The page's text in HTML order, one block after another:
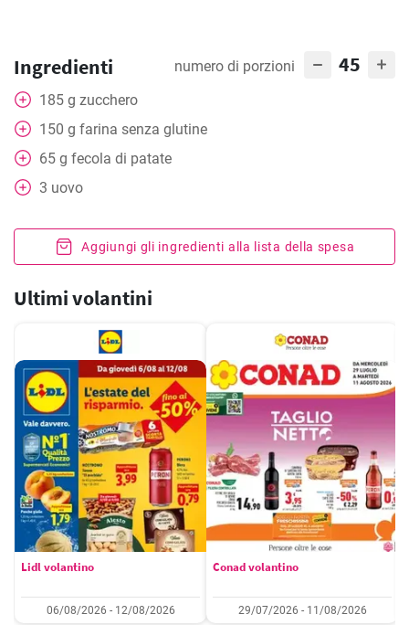
Ingredienti numero di porzioni 45
185 g zucchero
150 g farina senza glutine
65 g fecola di patate
3 uovo
Aggiungi gli ingredienti alla lista della spesa
Ultimi volantini
Lidl volantino
06/08/2026 - 12/08/2026
Conad volantino
29/07/2026 - 11/08/2026